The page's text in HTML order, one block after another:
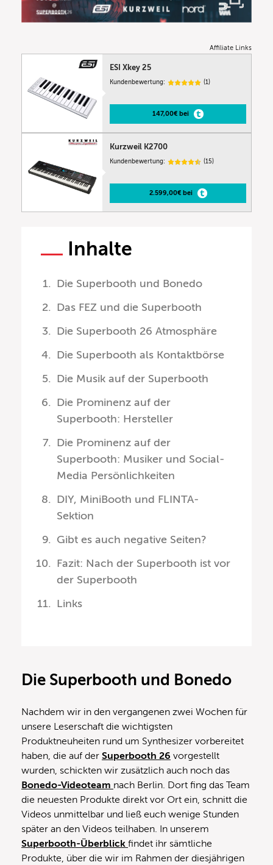
Affiliate Links
ESI Xkey 25
Kundenbewertung: (1)
147,00€ bei
Kurzweil K2700
Kundenbewertung: (15)
2.599,00€ bei
Inhalte
Die Superbooth und Bonedo
Das FEZ und die Superbooth
Die Superbooth 26 Atmosphäre
Die Superbooth als Kontaktbörse
Die Musik auf der Superbooth
Die Prominenz auf der
Superbooth: Hersteller
Die Prominenz auf der
Superbooth: Musiker und Social-
Media Persönlichkeiten
DIY, MiniBooth und FLINTA-
Sektion
Gibt es auch negative Seiten?
Fazit: Nach der Superbooth ist vor
der Superbooth
Links
Die Superbooth und Bonedo
Nachdem wir in den vergangenen zwei Wochen für
unsere Leserschaft die wichtigsten
Produktneuheiten rund um Synthesizer vorbereitet
haben, die auf der Superbooth 26 vorgestellt
wurden, schickten wir zusätzlich auch noch das
Bonedo-Videoteam nach Berlin. Dort fing das Team
die neuesten Produkte direkt vor Ort ein, schnitt die
Videos unmittelbar und ließ euch wenige Stunden
später an den Videos teilhaben. In unserem
Superbooth-Überblick findet ihr sämtliche
Produkte, über die wir im Rahmen der diesjährigen